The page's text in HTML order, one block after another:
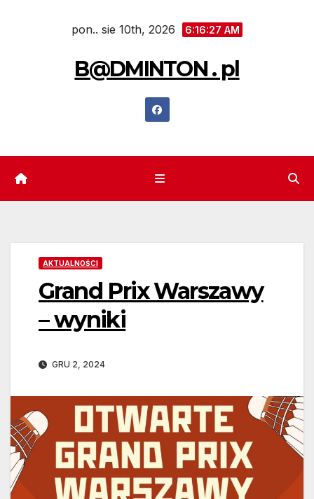
pon.. sie 10th, 2026 6:16:28 AM
B@DMINTON . pl
AKTUALNOŚCI
Grand Prix Warszawy
– wyniki
GRU 2, 2024